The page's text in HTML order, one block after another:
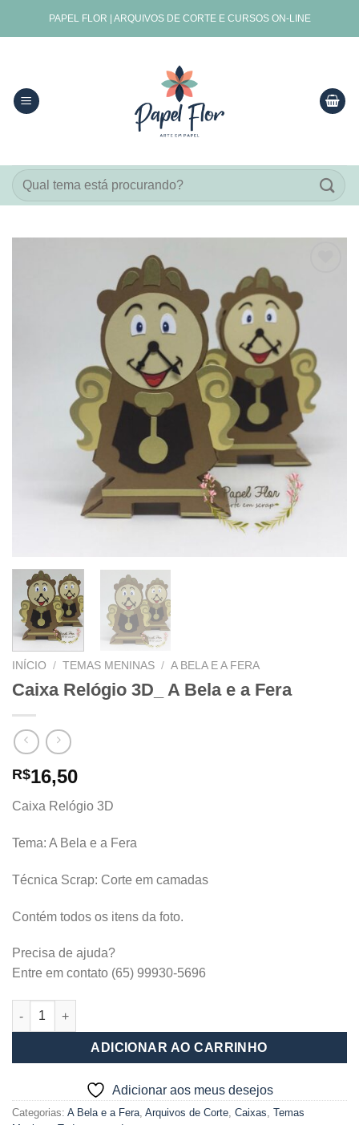
PAPEL FLOR | ARQUIVOS DE CORTE E CURSOS ON-LINE
Pesquisar
por:
Adicionar
desejos
INÍCIO / TEMAS MENINAS / A BELA E A FERA
Caixa Relógio 3D_ A Bela e a Fera
R$16,50
Caixa Relógio 3D
Tema: A Bela e a Fera
Técnica Scrap: Corte em camadas
Contém todos os itens da foto.
Precisa de ajuda?
Entre em contato (65) 99930-5696
Caixa Relógio 3D_ A Bela e a Fera quantidade
ADICIONAR AO CARRINHO
Adicionar aos meus desejos
Categorias: A Bela e a Fera, Arquivos de Corte, Caixas, Temas